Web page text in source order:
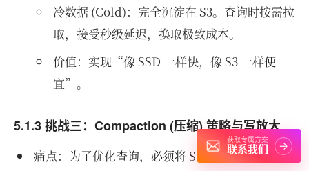
冷数据 (Cold)：完全沉淀在 S3。查询时按需拉
取，接受秒级延迟，换取极致成本。
价值：实现“像 SSD 一样快，像 S3 一样便
宜”。
5.1.3 挑战三：Compaction (压缩) 策略与写放大
痛点：为了优化查询，必须将 S3 上的小文件合并
获取专属方案
联系我们 →